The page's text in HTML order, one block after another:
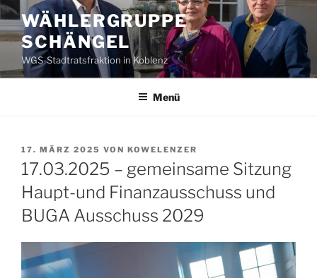
Zum
Inhalt
springen
WÄHLERGRUPPE
SCHÄNGEL
WGS-Stadtratsfraktion in Koblenz
Menü
VERÖFFENTLICHT
AM
17. MÄRZ 2025 VON KOWELENZER
17.03.2025 – gemeinsame Sitzung
Haupt-und Finanzausschuss und
BUGA Ausschuss 2029